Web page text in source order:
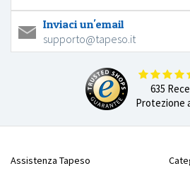
Inviaci un'email
supporto@tapeso.it
635
Protezione
Assistenza Tapeso